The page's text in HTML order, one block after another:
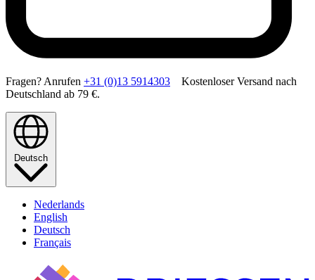
Fragen? Anrufen +31 (0)13 5914303 Kostenloser Versand nach
Deutschland ab 79 €.
Deutsch
Nederlands
English
Deutsch
Français